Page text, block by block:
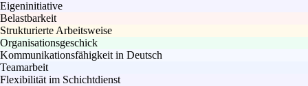
Eigeninitiative
Belastbarkeit
Strukturierte Arbeitsweise
Organisationsgeschick
Kommunikationsfähigkeit in Deutsch
Teamarbeit
Flexibilität im Schichtdienst